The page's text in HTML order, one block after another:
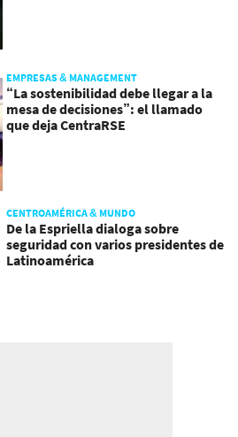
EMPRESAS & MANAGEMENT
“La sostenibilidad debe llegar a la
mesa de decisiones”: el llamado
que deja CentraRSE
CENTROAMÉRICA & MUNDO
De la Espriella dialoga sobre
seguridad con varios presidentes de
Latinoamérica